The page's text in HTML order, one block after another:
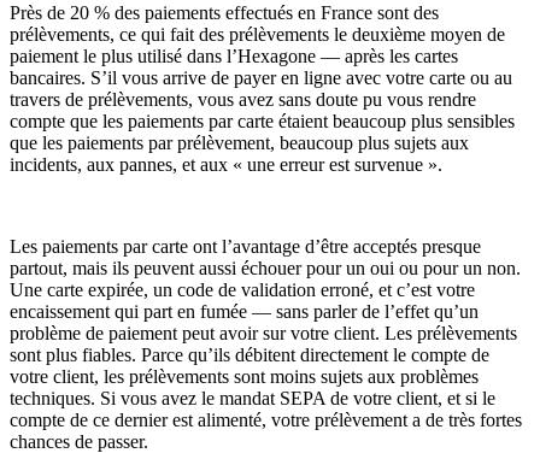
Près de 20 % des paiements effectués en France sont des
prélèvements, ce qui fait des prélèvements le deuxième moyen de
paiement le plus utilisé dans l’Hexagone — après les cartes
bancaires. S’il vous arrive de payer en ligne avec votre carte ou au
travers de prélèvements, vous avez sans doute pu vous rendre
compte que les paiements par carte étaient beaucoup plus sensibles
que les paiements par prélèvement, beaucoup plus sujets aux
incidents, aux pannes, et aux « une erreur est survenue ».
Les paiements par carte ont l’avantage d’être acceptés presque
partout, mais ils peuvent aussi échouer pour un oui ou pour un non.
Une carte expirée, un code de validation erroné, et c’est votre
encaissement qui part en fumée — sans parler de l’effet qu’un
problème de paiement peut avoir sur votre client. Les prélèvements
sont plus fiables. Parce qu’ils débitent directement le compte de
votre client, les prélèvements sont moins sujets aux problèmes
techniques. Si vous avez le mandat SEPA de votre client, et si le
compte de ce dernier est alimenté, votre prélèvement a de très fortes
chances de passer.